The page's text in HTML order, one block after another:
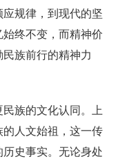
规律，到现代的坚
终不变，而精神价
族前行的精神力
族的文化认同。上
人文始祖，这一传
史事实。无论身处